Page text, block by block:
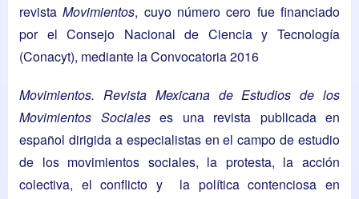
revistaMovimientos, cuyo número cero fue financiado
por el Consejo Nacional de Ciencia y Tecnología
(Conacyt), mediante la Convocatoria 2016
Movimientos. Revista Mexicana de Estudios de los
Movimientos Socialeses una revista publicada en
español dirigida a especialistas en el campo de estudio
de los movimientos sociales, la protesta, la acción
colectiva, el conflicto y la política contenciosa en